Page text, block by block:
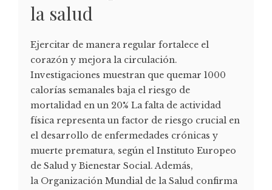
la salud
Ejercitar de manera regular fortalece el
corazón y mejora la circulación.
Investigaciones muestran que quemar 1000
calorías semanales baja el riesgo de
mortalidad en un 20% La falta de actividad
física representa un factor de riesgo crucial en
el desarrollo de enfermedades crónicas y
muerte prematura, según el Instituto Europeo
de Salud y Bienestar Social. Además,
la Organización Mundial de la Salud confirma